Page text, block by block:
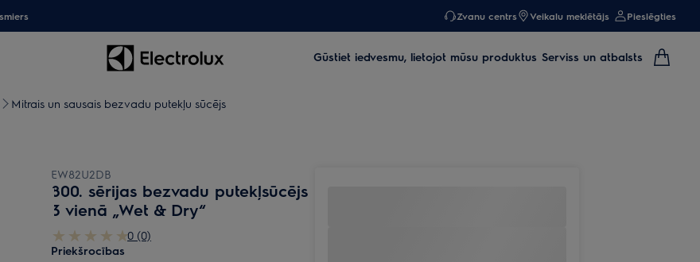
Zvanu centrs Veikalu meklētājs Pieslēgties
Gūstiet iedvesmu, lietojot mūsu produktus Serviss un atbalsts
Mitrais un sausais bezvadu putekļu sūcējs
EW82U2DB
800. sērijas bezvadu putekļsūcējs
3 vienā „Wet & Dry“
0 (0)
Priekšrocības